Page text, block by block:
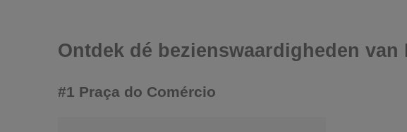
Ontdek dé bezienswaardigheden van
#1 Praça do Comércio